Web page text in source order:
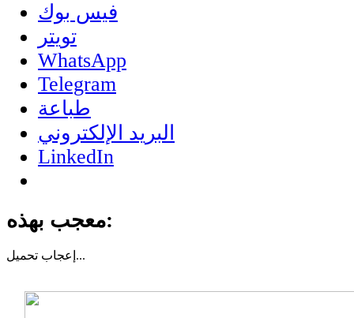
فيس بوك
تويتر
WhatsApp
Telegram
طباعة
البريد الإلكتروني
LinkedIn
معجب بهذه:
إعجاب تحميل...